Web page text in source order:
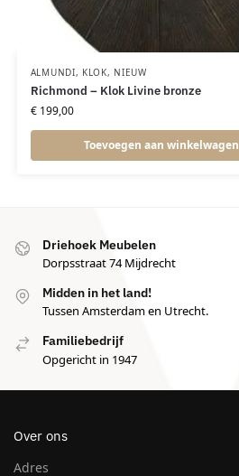
ALMUNDI, KLOK, NIEUW
Richmond – Klok Livine bronze
€199,00
Toevoegen aan winkelwagen
Driehoek Meubelen
Dorpsstraat 74 Mijdrecht
Midden in het land!
Tussen Amsterdam en Utrecht.
Familiebedrijf
Opgericht in 1947
Over ons
Adres